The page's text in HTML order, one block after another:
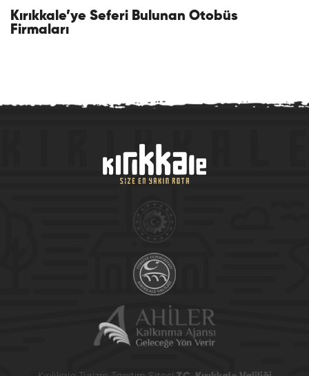
Kırıkkale’ye Seferi Bulunan Otobüs
Firmaları